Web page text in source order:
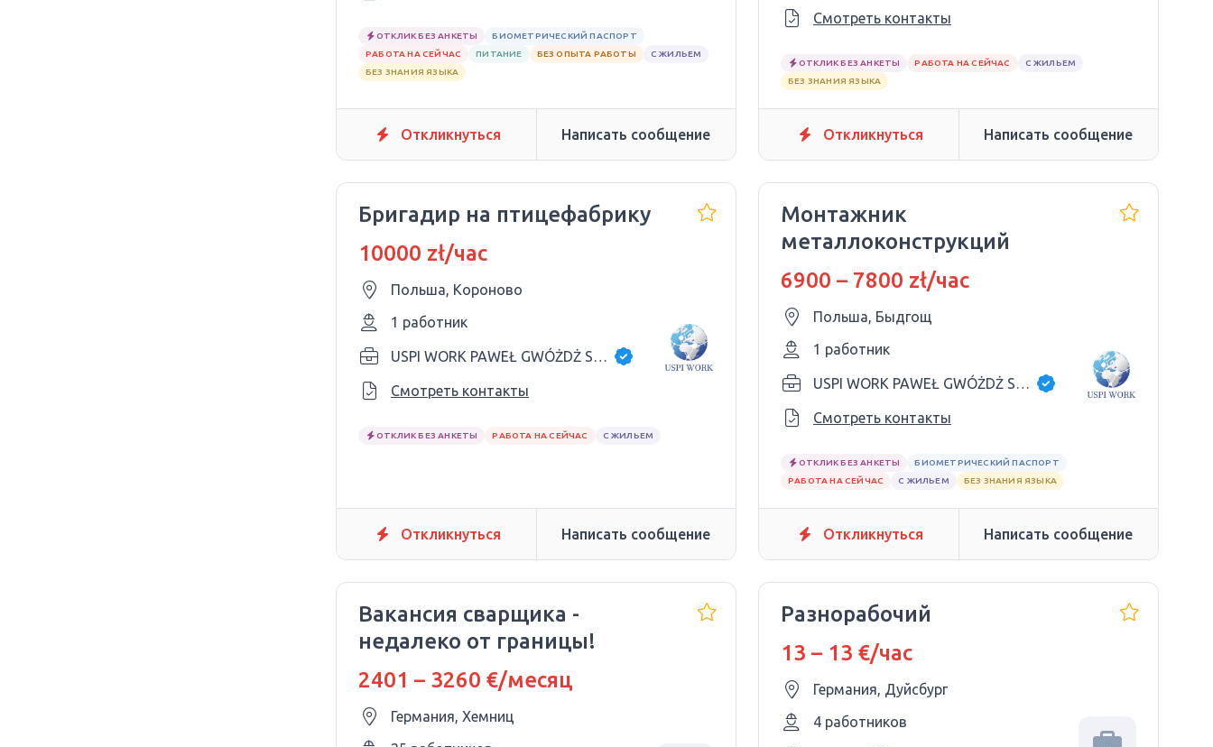
ОТКЛИК БЕЗ АНКЕТЫ
БИОМЕТРИЧЕСКИЙ ПАСПОРТ
РАБОТА НА СЕЙЧАС
ПИТАНИЕ БЕЗ ОПЫТА РАБОТЫ
С ЖИЛЬЕМ
БЕЗ ЗНАНИЯ ЯЗЫКА
Откликнуться Написать сообщение
Смотреть контакты
ОТКЛИК БЕЗ АНКЕТЫ РАБОТА НА СЕЙЧАС
С ЖИЛЬЕМ
БЕЗ ЗНАНИЯ ЯЗЫКА
Откликнуться Написать сообщение
Бригадир на птицефабрику
10000 zł/час
Польша, Короново
1 работник
USPI WORK PAWEŁ GWÓŻDŻ SP.K
Смотреть контакты
ОТКЛИК БЕЗ АНКЕТЫ РАБОТА НА СЕЙЧАС С ЖИЛЬЕМ
Откликнуться Написать сообщение
Монтажник
металлоконструкций
6900 – 7800 zł/час
Польша, Быдгощ
1 работник
USPI WORK PAWEŁ GWÓŻDŻ SP.K
Смотреть контакты
ОТКЛИК БЕЗ АНКЕТЫ
БИОМЕТРИЧЕСКИЙ ПАСПОРТ
РАБОТА НА СЕЙЧАС
С ЖИЛЬЕМ БЕЗ ЗНАНИЯ ЯЗЫКА
Откликнуться Написать сообщение
Вакансия сварщика -
недалеко от границы!
2401 – 3260 €/месяц
Германия, Хемниц
Разнорабочий
13 – 13 €/час
Германия, Дуйсбург
4 работников